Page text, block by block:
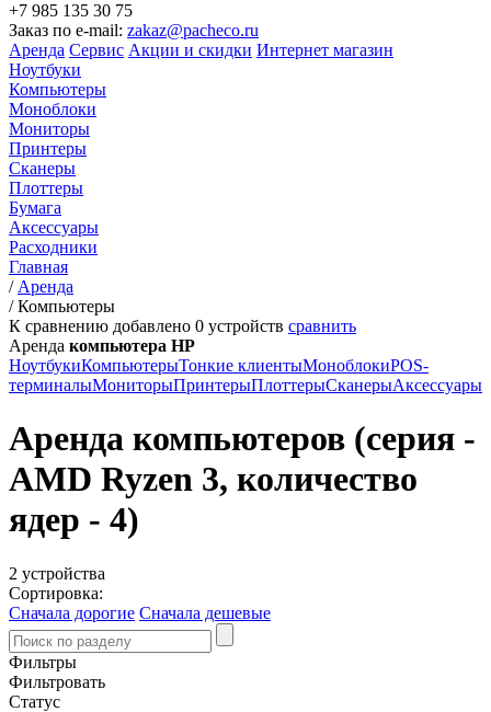
+7 985 135 30 75
Заказ по e-mail: zakaz@pacheco.ru
Аренда Сервис Акции и скидки Интернет магазин
Ноутбуки
Компьютеры
Моноблоки
Мониторы
Принтеры
Сканеры
Плоттеры
Бумага
Аксессуары
Расходники
Главная
/ Аренда
/Компьютеры
К сравнению добавлено 0 устройств сравнить
Аренда компьютера HP
НоутбукиКомпьютерыТонкие клиентыМоноблокиPOS-
терминалыМониторыПринтерыПлоттерыСканерыАксессуары
Аренда компьютеров (серия -
AMD Ryzen 3, количество
ядер - 4)
2 устройства
Сортировка:
Сначала дорогие Сначала дешевые
Фильтры
Фильтровать
Статус